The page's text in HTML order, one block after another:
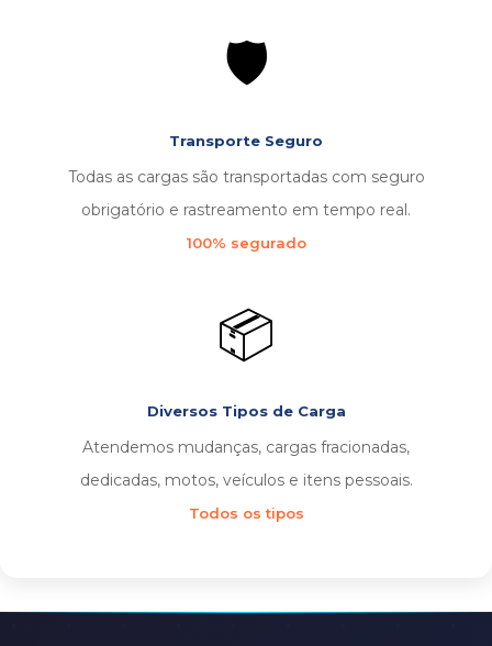
🛡️
Transporte Seguro
Todas as cargas são transportadas com seguro
obrigatório e rastreamento em tempo real.
100% segurado
📦
Diversos Tipos de Carga
Atendemos mudanças, cargas fracionadas,
dedicadas, motos, veículos e itens pessoais.
Todos os tipos